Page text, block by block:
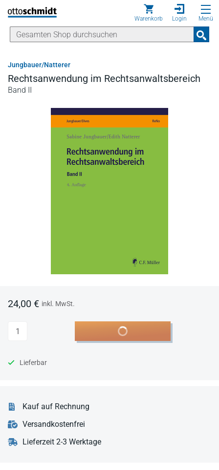
Direkt zum Inhalt
Warenkorb Login Menü
Jungbauer/Natterer
Rechtsanwendung im Rechtsanwaltsbereich
Band II
24,00 € inkl. MwSt.
Anzahl In den Warenkorb
Lieferbar
Kauf auf Rechnung
Versandkostenfrei
Lieferzeit 2-3 Werktage